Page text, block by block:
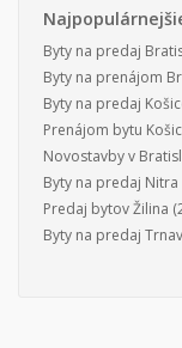
Byty na predaj
Byty na prenájom
Byty na predaj
Prenájom bytu
Novostavby v
Byty na predaj Nitra
Predaj bytov Žilina
Byty na predaj